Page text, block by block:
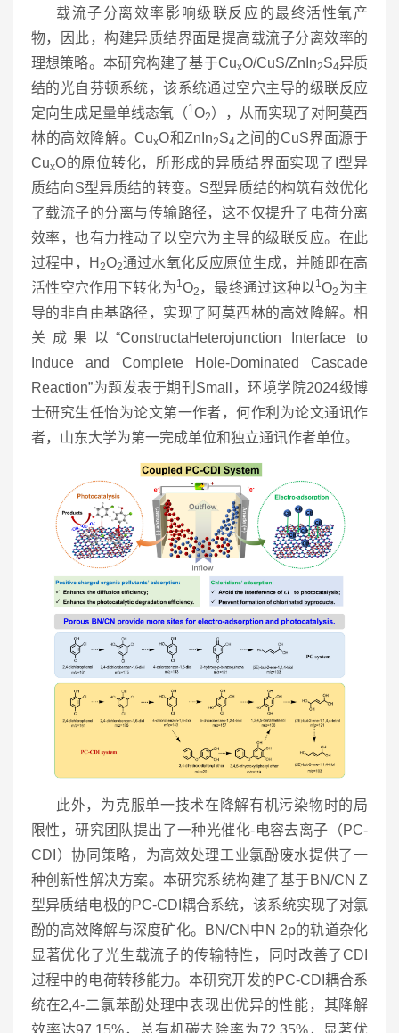
载流子分离效率影响级联反应的最终活性氧产
物，因此，构建异质结界面是提高载流子分离效率的
理想策略。本研究构建了基于CuxO/CuS/ZnIn2S4异质
结的光自芬顿系统，该系统通过空穴主导的级联反应
定向生成足量单线态氧（1O2），从而实现了对阿莫西
林的高效降解。CuxO和ZnIn2S4之间的CuS界面源于
CuxO的原位转化，所形成的异质结界面实现了I型异
质结向S型异质结的转变。S型异质结的构筑有效优化
了载流子的分离与传输路径，这不仅提升了电荷分离
效率，也有力推动了以空穴为主导的级联反应。在此
过程中，H 2O2通过水氧化反应原位生成，并随即在高
活性空穴作用下转化为1O2 ，最终通过这种以 1O2 为主
导的非自由基路径，实现了阿莫西林的高效降解。相
关成果以“ConstructaHeterojunction Interface to
Induce and Complete Hole-Dominated Cascade
Reaction”为题发表于期刊Small，环境学院2024级博
士研究生任怡为论文第一作者，何作利为论文通讯作
者，山东大学为第一完成单位和独立通讯作者单位。
此外，为克服单一技术在降解有机污染物时的局
限性，研究团队提出了一种光催化-电容去离子（PC-
CDI）协同策略，为高效处理工业氯酚废水提供了一
种创新性解决方案。本研究系统构建了基于BN/CN Z
型异质结电极的PC-CDI耦合系统，该系统实现了对氯
酚的高效降解与深度矿化。BN/CN中N 2p的轨道杂化
显著优化了光生载流子的传输特性，同时改善了CDI
过程中的电荷转移能力。本研究开发的PC-CDI耦合系
统在2,4-二氯苯酚处理中表现出优异的性能，其降解
效率达97.15%，总有机碳去除率为72.35%，显著优